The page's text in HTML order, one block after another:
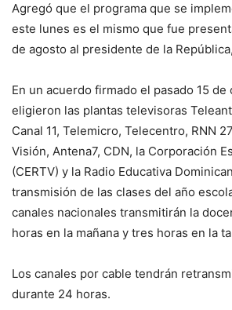
Agregó que el programa que se
este lunes es el mismo que fue
de agosto al presidente de la
En un acuerdo firmado el pasado 15 de
eligieron las plantas televisoras
Canal 11, Telemicro, Telecentro, RNN
Visión, Antena7, CDN, la Corporación
(CERTV) y la Radio Educativa
transmisión de las clases del año
canales nacionales transmitirán la
horas en la mañana y tres horas en la
Los canales por cable tendrán
durante 24 horas.